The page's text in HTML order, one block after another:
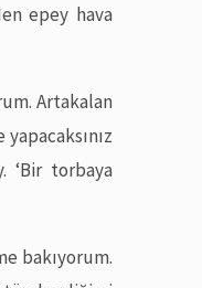
epey hava
Artakalan
‘Bir torbaya
bakıyorum.